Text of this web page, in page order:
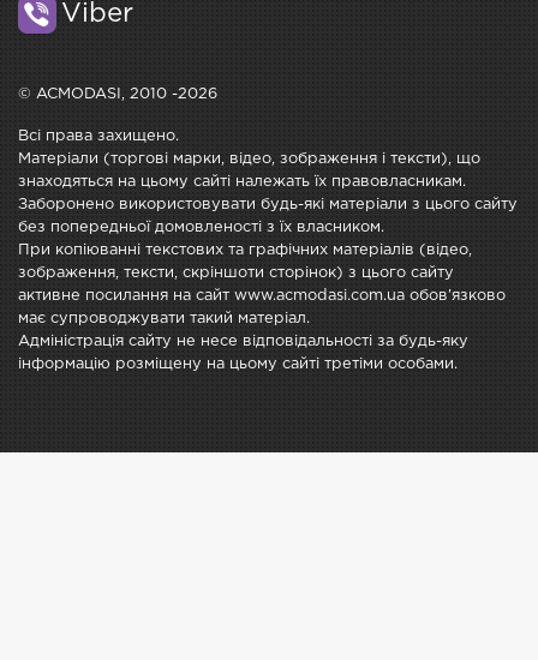
Viber
© ACMODASI, 2010 -2026
Всі права захищено.
Матеріали (торгові марки, відео, зображення і тексти), що
знаходяться на цьому сайті належать їх правовласникам.
Заборонено використовувати будь-які матеріали з цього сайту
без попередньої домовленості з їх власником.
При копіюванні текстових та графічних матеріалів (відео,
зображення, тексти, скріншоти сторінок) з цього сайту
активне посилання на сайт www.acmodasi.com.ua обов'язково
має супроводжувати такий матеріал.
Адміністрація сайту не несе відповідальності за будь-яку
інформацію розміщену на цьому сайті третіми особами.